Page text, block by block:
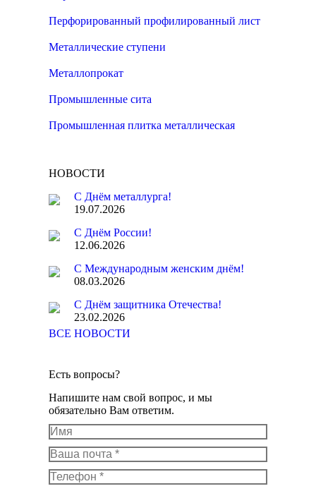
Перфорированный профилированный лист
Металлические ступени
Металлопрокат
Промышленные сита
Промышленная плитка металлическая
НОВОСТИ
С Днём металлурга!
19.07.2026
С Днём России!
12.06.2026
С Международным женским днём!
08.03.2026
С Днём защитника Отечества!
23.02.2026
ВСЕ НОВОСТИ
Есть вопросы?
Напишите нам свой вопрос, и мы
обязательно Вам ответим.
Имя
Ваша почта *
Телефон *